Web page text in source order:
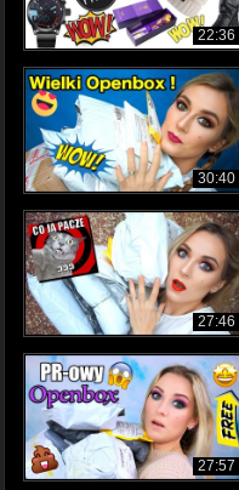
22:36
30:40
27:46
27:57